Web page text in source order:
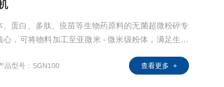
蛋白、多肽、疫苗等生物药原料的无菌超微粉碎专
，可将物料加工至亚微米 - 微米级粉体，满足生物
品型号：SGN100 查看更多 +